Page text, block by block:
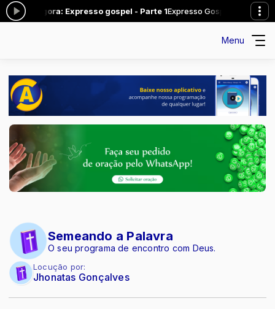
agora: Expresso gospel - Parte 1 Expresso Gospel das 13:00
Menu
Semeando a Palavra
O seu programa de encontro com Deus.
Locução por:
Jhonatas Gonçalves